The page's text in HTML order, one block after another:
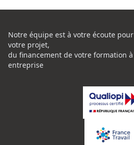
Notre équipe est à votre écoute
votre projet,
du financement de votre formation
entreprise